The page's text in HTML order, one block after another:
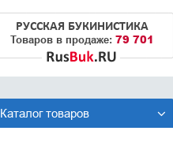
РУССКАЯ БУКИНИСТИКА
Товаров в продаже: 79 701
Каталог товаров